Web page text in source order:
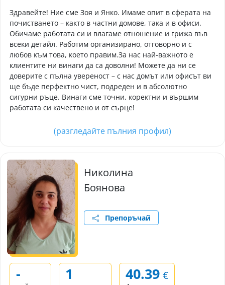
Здравейте! Ние сме Зоя и Янко. Имаме опит в сферата на
почистването – както в частни домове, така и в офиси.
Обичаме работата си и влагаме отношение и грижа във
всеки детайл. Работим организирано, отговорно и с
любов към това, което правим.​За нас най-важното е
клиентите ни винаги да са доволни! Можете да ни се
доверите с пълна увереност – с нас домът или офисът ви
ще бъде перфектно чист, подреден и в абсолютно
сигурни ръце. Винаги сме точни, коректни и вършим
работата си качествено и от сърце!
(разгледайте пълния профил)
Николина
Боянова
Препоръчай
- 1 40.39 €